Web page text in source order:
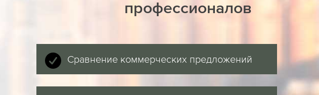
профессионалов
Сравнение коммерческих предложений